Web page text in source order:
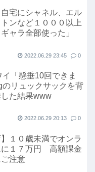
宅にシャネル、エル
ンなど１０００以上
ギャラ全部使った」
2022.06.29 23:45 0
「懸垂10回できま
リュックサックを背
た結果www
2022.06.29 20:13 0
】１０歳未満でオンラ
に１７万円 高額課金
ご注意